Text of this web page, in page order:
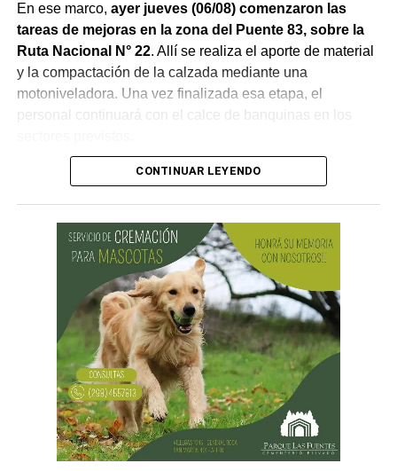
En ese marco, ayer jueves (06/08) comenzaron las
tareas de mejoras en la zona del Puente 83, sobre la
Ruta Nacional N° 22. Allí se realiza el aporte de material
y la compactación de la calzada mediante una
motoniveladora. Una vez finalizada esa etapa, el
personal continuará con el calce de banquinas en los
Desde Vialidad Nacional informaron que,durante las
próximas semanas, el operativo de bacheo será
reforzado con dos nuevas cuadrillas de trabajo y dos
camiones bacheadores, lo que permitirá incrementar
el ritmo de ejecución y optimizar las tareas de
mantenimiento en distintos puntos del Alto Valle.
CONTINUAR LEYENDO